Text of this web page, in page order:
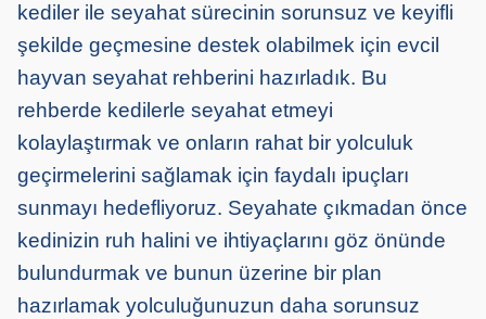
kediler ile seyahat sürecinin sorunsuz ve keyifli
şekilde geçmesine destek olabilmek için evcil
hayvan seyahat rehberini hazırladık. Bu
rehberde kedilerle seyahat etmeyi
kolaylaştırmak ve onların rahat bir yolculuk
geçirmelerini sağlamak için faydalı ipuçları
sunmayı hedefliyoruz. Seyahate çıkmadan önce
kedinizin ruh halini ve ihtiyaçlarını göz önünde
bulundurmak ve bunun üzerine bir plan
hazırlamak yolculuğunuzun daha sorunsuz